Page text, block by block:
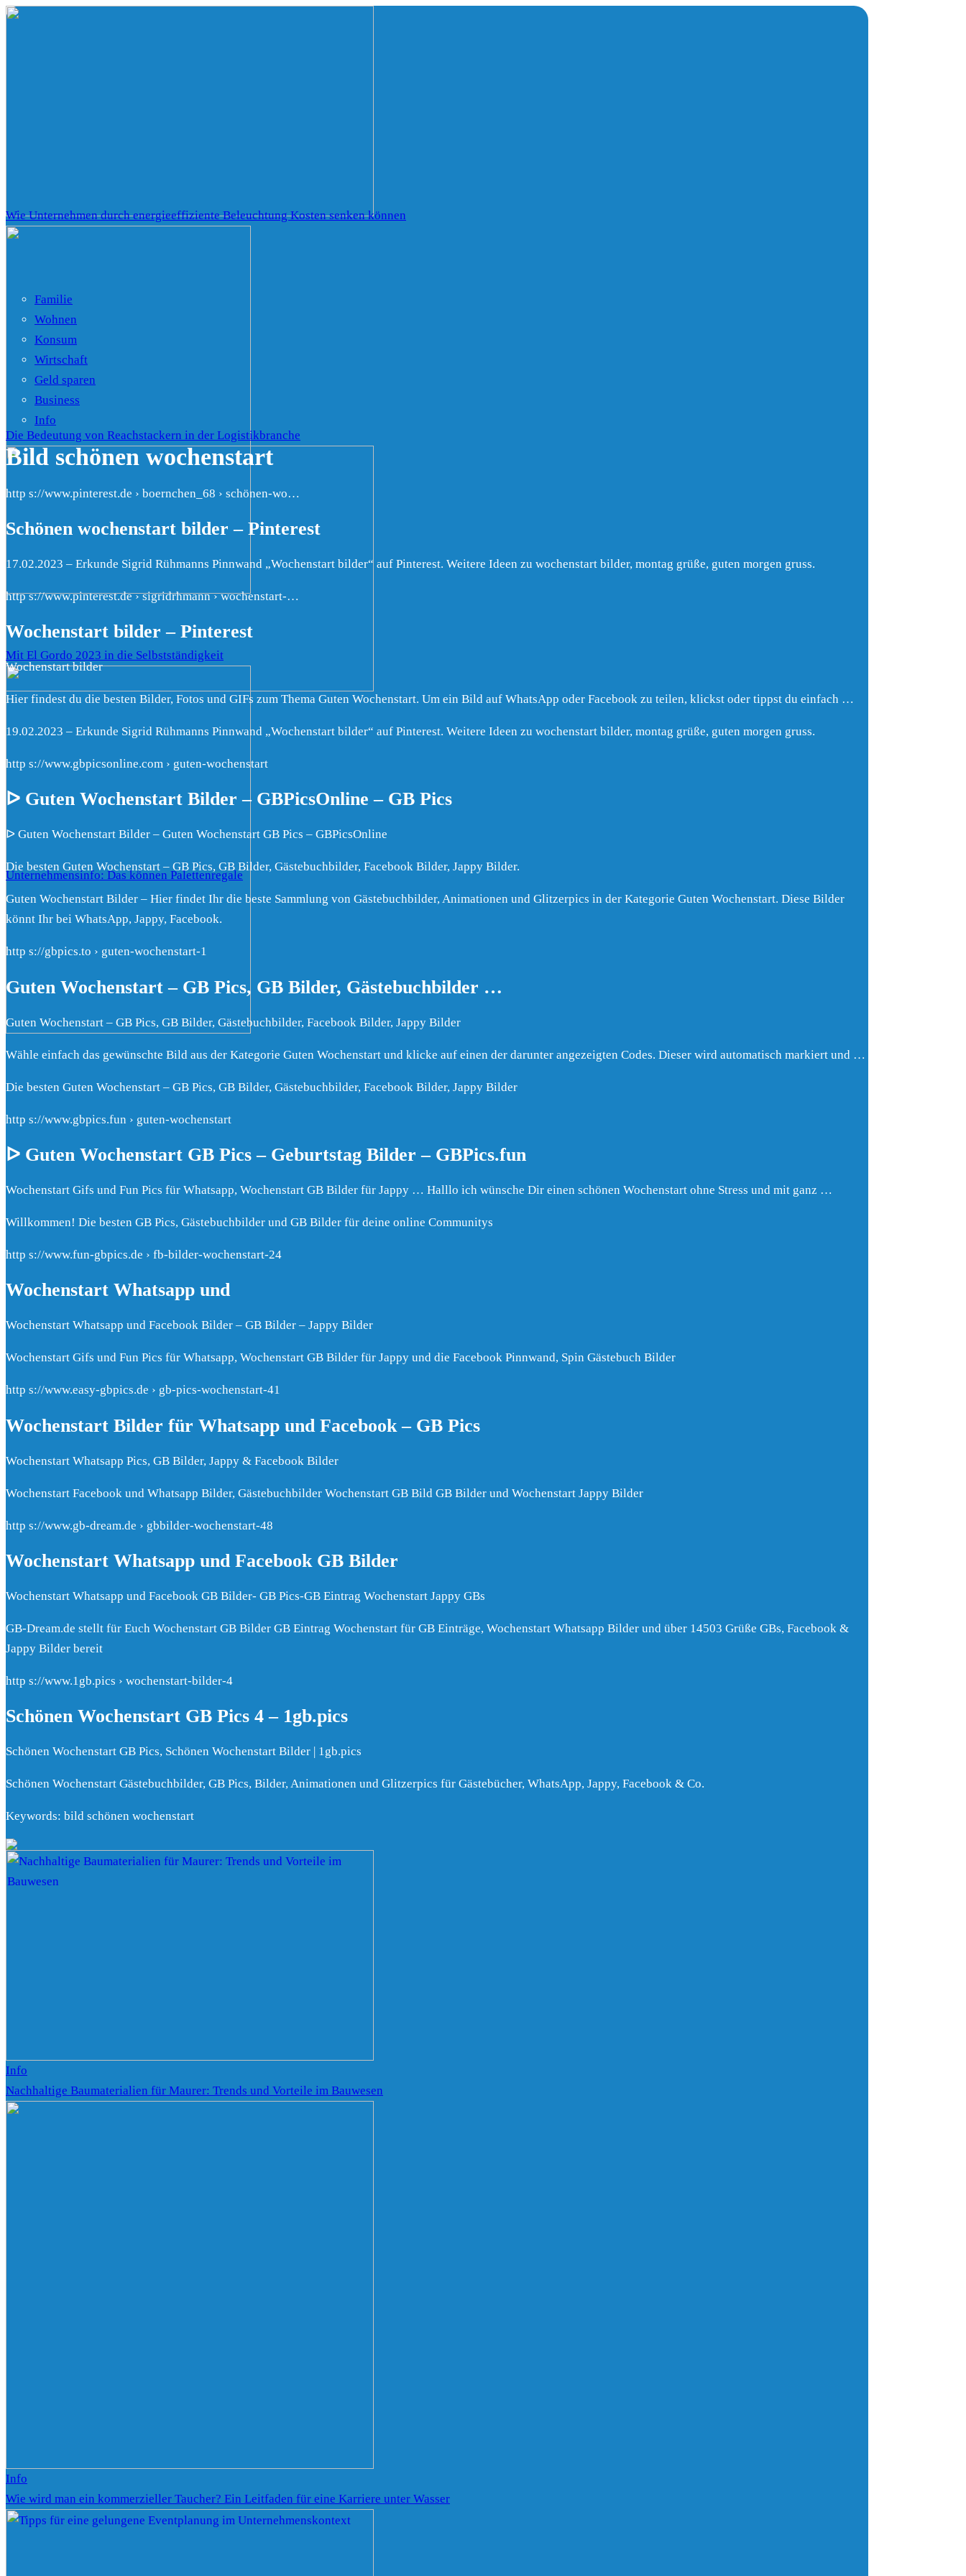
Wie Unternehmen durch energieeffiziente Beleuchtung Kosten senken können
Die Bedeutung von Reachstackern in der Logistikbranche
Mit El Gordo 2023 in die Selbstständigkeit
Unternehmensinfo: Das können Palettenregale
Familie
Wohnen
Konsum
Wirtschaft
Geld sparen
Business
Info
Bild schönen wochenstart
http s://www.pinterest.de › boernchen_68 › schönen-wo…
Schönen wochenstart bilder – Pinterest
17.02.2023 – Erkunde Sigrid Rühmanns Pinnwand „Wochenstart bilder“ auf Pinterest. Weitere Ideen zu wochenstart bilder, montag grüße, guten morgen gruss.
http s://www.pinterest.de › sigridrhmann › wochenstart-…
Wochenstart bilder – Pinterest
Wochenstart bilder
Hier findest du die besten Bilder, Fotos und GIFs zum Thema Guten Wochenstart. Um ein Bild auf WhatsApp oder Facebook zu teilen, klickst oder tippst du einfach …
19.02.2023 – Erkunde Sigrid Rühmanns Pinnwand „Wochenstart bilder“ auf Pinterest. Weitere Ideen zu wochenstart bilder, montag grüße, guten morgen gruss.
http s://www.gbpicsonline.com › guten-wochenstart
ᐅ Guten Wochenstart Bilder – GBPicsOnline – GB Pics
ᐅ Guten Wochenstart Bilder – Guten Wochenstart GB Pics – GBPicsOnline
Die besten Guten Wochenstart – GB Pics, GB Bilder, Gästebuchbilder, Facebook Bilder, Jappy Bilder.
Guten Wochenstart Bilder – Hier findet Ihr die beste Sammlung von Gästebuchbilder, Animationen und Glitzerpics in der Kategorie Guten Wochenstart. Diese Bilder
könnt Ihr bei WhatsApp, Jappy, Facebook.
http s://gbpics.to › guten-wochenstart-1
Guten Wochenstart – GB Pics, GB Bilder, Gästebuchbilder …
Guten Wochenstart – GB Pics, GB Bilder, Gästebuchbilder, Facebook Bilder, Jappy Bilder
Wähle einfach das gewünschte Bild aus der Kategorie Guten Wochenstart und klicke auf einen der darunter angezeigten Codes. Dieser wird automatisch markiert und …
Die besten Guten Wochenstart – GB Pics, GB Bilder, Gästebuchbilder, Facebook Bilder, Jappy Bilder
http s://www.gbpics.fun › guten-wochenstart
ᐅ Guten Wochenstart GB Pics – Geburtstag Bilder – GBPics.fun
Wochenstart Gifs und Fun Pics für Whatsapp, Wochenstart GB Bilder für Jappy … Halllo ich wünsche Dir einen schönen Wochenstart ohne Stress und mit ganz …
Willkommen! Die besten GB Pics, Gästebuchbilder und GB Bilder für deine online Communitys
http s://www.fun-gbpics.de › fb-bilder-wochenstart-24
Wochenstart Whatsapp und
Wochenstart Whatsapp und Facebook Bilder – GB Bilder – Jappy Bilder
Wochenstart Gifs und Fun Pics für Whatsapp, Wochenstart GB Bilder für Jappy und die Facebook Pinnwand, Spin Gästebuch Bilder
http s://www.easy-gbpics.de › gb-pics-wochenstart-41
Wochenstart Bilder für Whatsapp und Facebook – GB Pics
Wochenstart Whatsapp Pics, GB Bilder, Jappy & Facebook Bilder
Wochenstart Facebook und Whatsapp Bilder, Gästebuchbilder Wochenstart GB Bild GB Bilder und Wochenstart Jappy Bilder
http s://www.gb-dream.de › gbbilder-wochenstart-48
Wochenstart Whatsapp und Facebook GB Bilder
Wochenstart Whatsapp und Facebook GB Bilder- GB Pics-GB Eintrag Wochenstart Jappy GBs
GB-Dream.de stellt für Euch Wochenstart GB Bilder GB Eintrag Wochenstart für GB Einträge, Wochenstart Whatsapp Bilder und über 14503 Grüße GBs, Facebook &
Jappy Bilder bereit
http s://www.1gb.pics › wochenstart-bilder-4
Schönen Wochenstart GB Pics 4 – 1gb.pics
Schönen Wochenstart GB Pics, Schönen Wochenstart Bilder | 1gb.pics
Schönen Wochenstart Gästebuchbilder, GB Pics, Bilder, Animationen und Glitzerpics für Gästebücher, WhatsApp, Jappy, Facebook & Co.
Keywords: bild schönen wochenstart
Info
Nachhaltige Baumaterialien für Maurer: Trends und Vorteile im Bauwesen
Info
Wie wird man ein kommerzieller Taucher? Ein Leitfaden für eine Karriere unter Wasser